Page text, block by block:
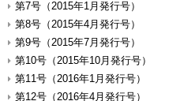
第7号（2015年1月発行号）
第8号（2015年4月発行号）
第9号（2015年7月発行号）
第10号（2015年10月発行号）
第11号（2016年1月発行号）
第12号（2016年4月発行号）